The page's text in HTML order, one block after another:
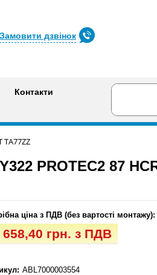
Замовити дзвінок
Контакти
TA77ZZ
PROTEC2 87
ціна з ПДВ (без вартості монтажу):
658,40 грн. з ПДВ
ABL7000003554